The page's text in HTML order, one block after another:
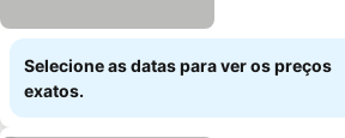
Selecione as datas para ver os preços
exatos.